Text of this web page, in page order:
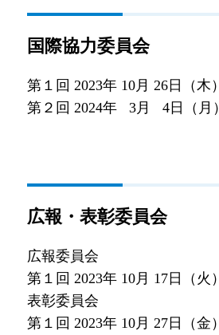
国際協力委員会
第１回 2023年 10月 26日（木）
第２回 2024年 3月 4日（月）
広報・表彰委員会
広報委員会
第１回 2023年 10月 17日（火）
表彰委員会
第１回 2023年 10月 27日（金）